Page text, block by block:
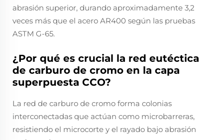
abrasión superior, durando aproximadamente 3,2
veces más que el acero AR400 según las pruebas
ASTM G-65.
¿Por qué es crucial la red eutéctica
de carburo de cromo en la capa
superpuesta CCO?
La red de carburo de cromo forma colonias
interconectadas que actúan como microbarreras,
resistiendo el microcorte y el rayado bajo abrasión